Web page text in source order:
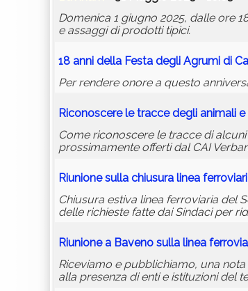
Domenica 1 giugno 2025, dalle ore
e assaggi di prodotti tipici.
18 anni della Festa degli Agrumi di
Per rendere onore a questo
Riconoscere le tracce degli animali
Come riconoscere le tracce di
prossimamente offerti dal CAI
Riunione sulla chiusura linea
Chiusura estiva linea ferroviaria del
delle richieste fatte dai Sindaci per
Riunione a Baveno sulla linea
Riceviamo e pubblichiamo, una
alla presenza di enti e istituzioni del